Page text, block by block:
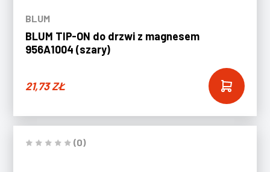
BLUM
BLUM TIP-ON do drzwi z magnesem
956A1004 (szary)
21,73ZŁ
(0)